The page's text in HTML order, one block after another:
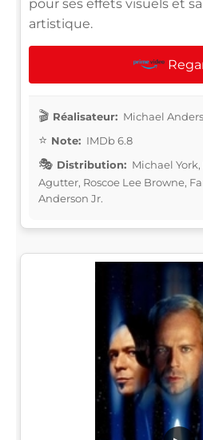
pour ses effets visuels et
artistique.
Réalisateur: Michael
Note: IMDb 6.8
Distribution: Michael
Agutter, Roscoe Lee Browne,
Anderson Jr.